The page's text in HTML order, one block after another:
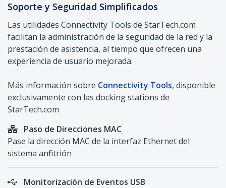
Soporte y Seguridad Simplificados
Las utilidades Connectivity Tools de StarTech.com
facilitan la administración de la seguridad de la red y la
prestación de asistencia, al tiempo que ofrecen una
experiencia de usuario mejorada.
Más información sobre Connectivity Tools, disponible
exclusivamente con las docking stations de
StarTech.com
Paso de Direcciones MAC
Pase la dirección MAC de la interfaz Ethernet del
sistema anfitrión
Monitorización de Eventos USB